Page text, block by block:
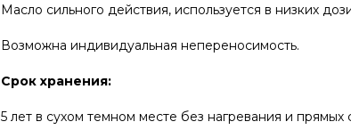
Масло сильного действия, используется в низких
Возможна индивидуальная непереносимость.
Срок хранения:
5 лет в сухом темном месте без нагревания и прямых